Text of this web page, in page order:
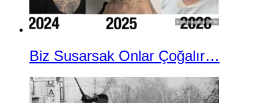
Biz Susarsak Onlar Çoğalır…